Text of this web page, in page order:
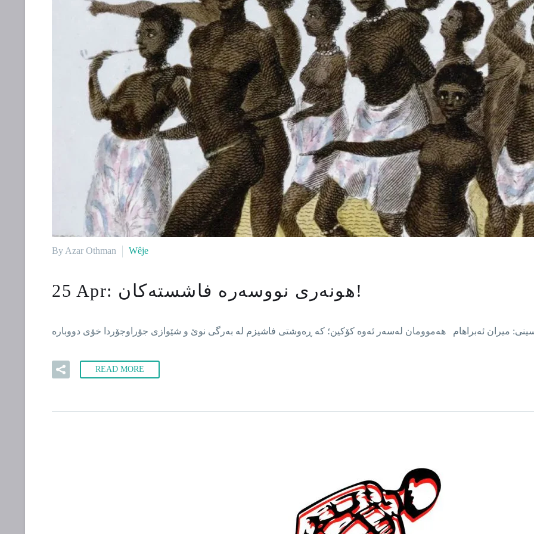
By Azar Othman Wêje
25 Apr: هونه‌ری نووسه‌ره‌ فاشسته‌کان!
READ MORE